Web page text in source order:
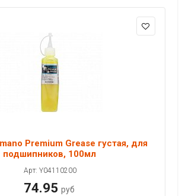
Premium Grease густая, для
подшипников, 100мл
Арт: Y04110200
74.95 руб